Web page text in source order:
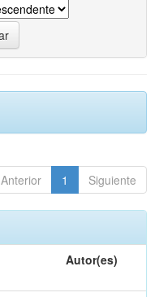
Anterior 1 Siguiente
Autor(es)